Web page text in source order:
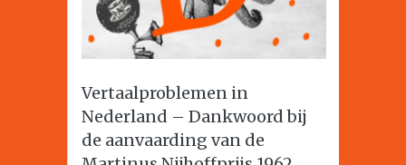
Vertaalproblemen in
Nederland – Dankwoord bij
de aanvaarding van de